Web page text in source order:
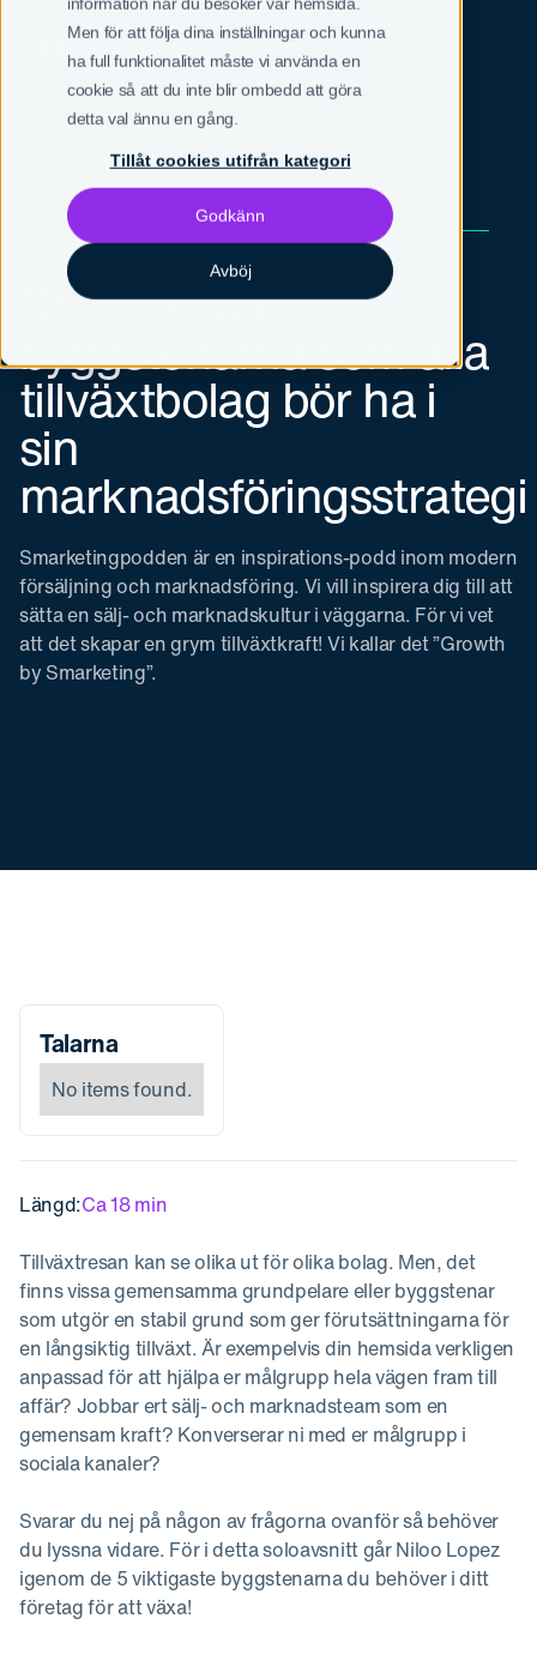
Men för att följa dina inställningar och kunna
ha full funktionalitet måste vi använda en
cookie så att du inte blir ombedd att göra
detta val ännu en gång.
Tillåt cookies utifrån kategori
Godkänn
Avböj
SVEN
Avsnitt 47
De 5 viktigaste
byggstenarna som alla
tillväxtbolag bör ha i
sin
marknadsföringsstrategi
Smarketingpodden är en inspirations-podd inom modern
försäljning och marknadsföring. Vi vill inspirera dig till att
sätta en sälj- och marknadskultur i väggarna. För vi vet
att det skapar en grym tillväxtkraft! Vi kallar det ”Growth
by Smarketing”.
Talarna
No items found.
Längd:Ca 18 min
Tillväxtresan kan se olika ut för olika bolag. Men, det
finns vissa gemensamma grundpelare eller byggstenar
som utgör en stabil grund som ger förutsättningarna för
en långsiktig tillväxt. Är exempelvis din hemsida verkligen
anpassad för att hjälpa er målgrupp hela vägen fram till
affär? Jobbar ert sälj- och marknadsteam som en
gemensam kraft? Konverserar ni med er målgrupp i
sociala kanaler?
Svarar du nej på någon av frågorna ovanför så behöver
du lyssna vidare. För i detta soloavsnitt går Niloo Lopez
igenom de 5 viktigaste byggstenarna du behöver i ditt
företag för att växa!